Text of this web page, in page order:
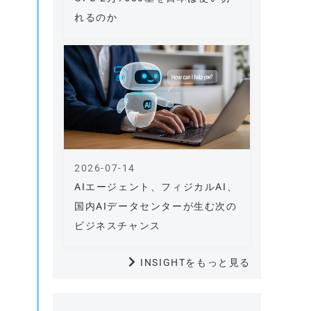
れるのか
AIエージェント、フィジカルAI、
国内AIデータセンターが生む次の
ビジネスチャンス
2026-07-14
INSIGHTをもっと見る